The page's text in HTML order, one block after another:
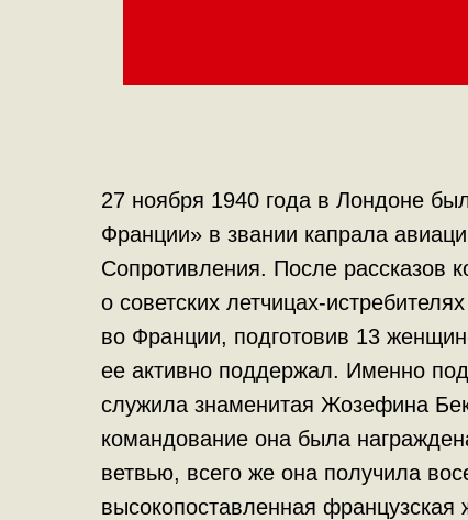
27 ноября 1940 года в Лондоне
Франции» в звании капрала
Сопротивления. После рассказов
о советских летчицах-
во Франции, подготовив 13
ее активно поддержал. Именно
служила знаменитая Жозефина
командование она была
ветвью, всего же она получила
высокопоставленная